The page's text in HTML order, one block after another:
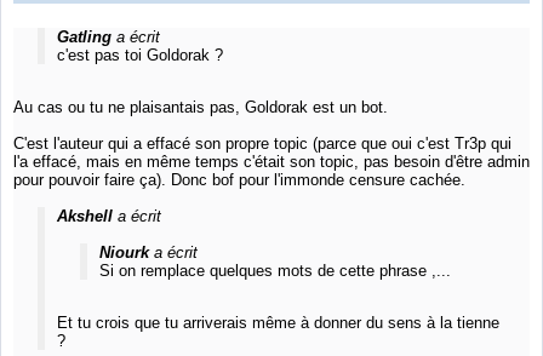
Gatlinga écrit
c'est pas toi Goldorak ?
Au cas ou tu ne plaisantais pas, Goldorak est un bot.
C'est l'auteur qui a effacé son propre topic (parce que oui c'est Tr3p qui
l'a effacé, mais en même temps c'était son topic, pas besoin d'être admin
pour pouvoir faire ça). Donc bof pour l'immonde censure cachée.
Akshella écrit
Niourka écrit
Si on remplace quelques mots de cette phrase ,...
Et tu crois que tu arriverais même à donner du sens à la tienne
?